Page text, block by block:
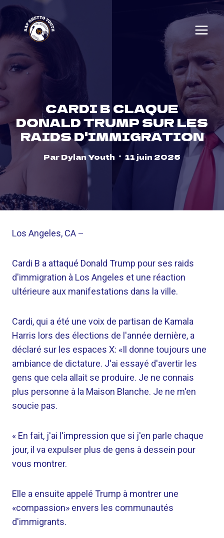
Skip
content
CARDI B CLAQUE
DONALD TRUMP SUR LES
RAIDS D'IMMIGRATION
ParDylan Youth 11 juin 2025
Los Angeles, CA –
Cardi B a attaqué Donald Trump pour ses raids
d'immigration à Los Angeles et une réaction
ultérieure aux manifestations dans la ville.
Cardi, qui a été une voix de partisan de Kamala
Harris lors des élections de l'année dernière, a
déclaré sur les espaces X: «Il donne toujours une
ambiance de dictature. J'ai essayé d'avertir les
gens que cela allait se produire. Je ne connais
plus personne à la Maison Blanche. Je ne m'en
soucie pas.
« En fait, j'ai l'impression que si j'en parle chaque
jour, il va expulser plus de gens à dessein pour
vous montrer.
Elle a ensuite appelé Trump à montrer une
«compassion» envers les communautés
d'immigrants.